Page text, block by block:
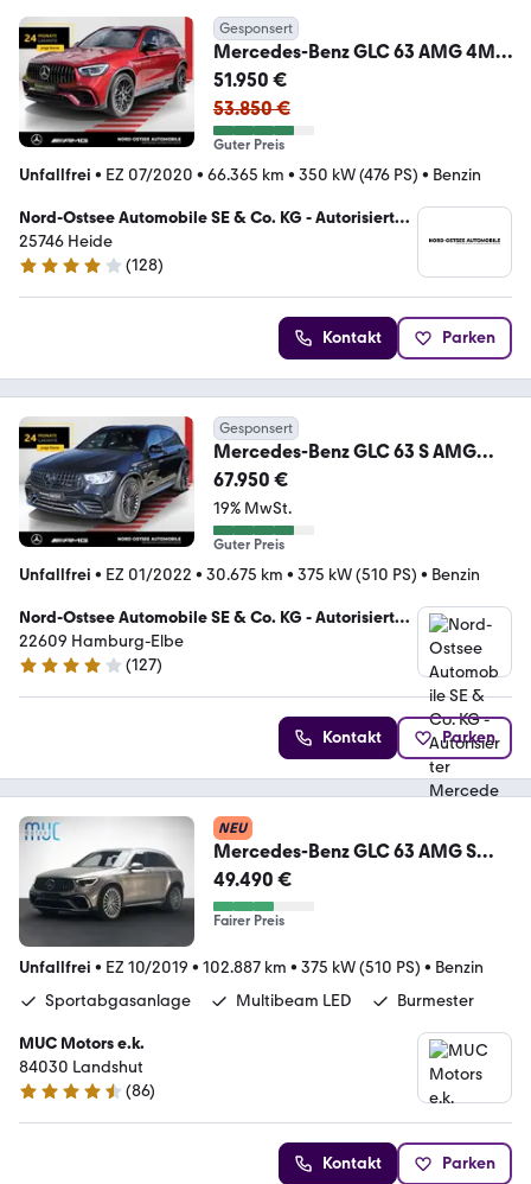
Gesponsert
Mercedes-Benz GLC 63 AMG 4M+
SPUR 360 AHK NIGHT TOTWINKEL
51.950 €
53.850 €
Guter Preis
Unfallfrei • EZ 07/2020 • 66.365 km • 350 kW (476 PS) • Benzin
Nord-Ostsee Automobile SE & Co. KG - Autorisierter
Mercedes-Benz Verkauf und Service
25746 Heide
4.2 Sterne
(128)
Kontakt Parken
Gesponsert
Mercedes-Benz GLC 63 S AMG
4M+ HUD 360 DRIVERS P.
RAUCHERFZG
67.950 €
19% MwSt.
Guter Preis
Unfallfrei • EZ 01/2022 • 30.675 km • 375 kW (510 PS) • Benzin
Nord-Ostsee Automobile SE & Co. KG - Autorisierter
Mercedes-Benz Service
22609 Hamburg-Elbe
4.2 Sterne
(127)
Kontakt Parken
NEU
Mercedes-Benz GLC 63 AMG S
4Matic MOJAVESILBER
Scheckheft MB
49.490 €
Fairer Preis
Unfallfrei • EZ 10/2019 • 102.887 km • 375 kW (510 PS) • Benzin
Sportabgasanlage
Multibeam LED Burmester
MUC Motors e.k.
84030 Landshut
4.7 Sterne
(86)
Kontakt Parken